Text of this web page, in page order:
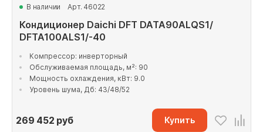
В наличии Арт. 46022
Кондиционер Daichi DFT DATA90ALQS1/
DFTA100ALS1/-40
Компрессор: инверторный
Обслуживаемая площадь, м²: 90
Мощность охлаждения, кВт: 9.0
Уровень шума, Дб: 43/48/52
269 452 руб Купить